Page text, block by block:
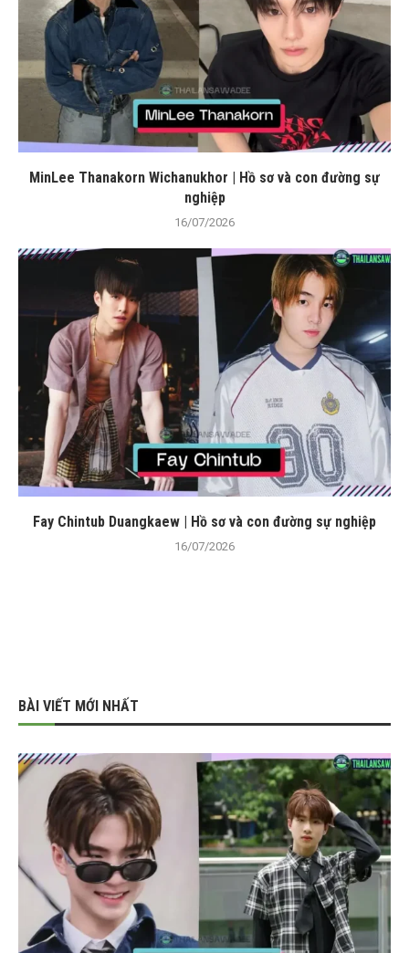
MinLee Thanakorn Wichanukhor | Hồ sơ và con đường sự
nghiệp
16/07/2026
Fay Chintub Duangkaew | Hồ sơ và con đường sự nghiệp
16/07/2026
BÀI VIẾT MỚI NHẤT